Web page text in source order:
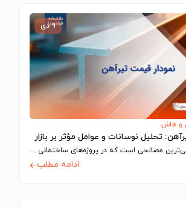
۹ دی
و هاش
تحلیل نوسانات و عوامل مؤثر بر بازار
تیرآهن یکی از اصلی‌ترین مصالحی است که در پروژه‌های ساختمانی و صنعتی استفاده می‌شود…
ادامه مطلب